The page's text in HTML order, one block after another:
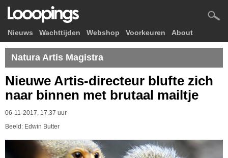
Nieuws Wachttijden Webshop Voorkeuren About
Natura Artis Magistra
Nieuwe Artis-directeur blufte zich
naar binnen met brutaal mailtje
06-11-2017, 17.37 uur
Beeld: Edwin Butter